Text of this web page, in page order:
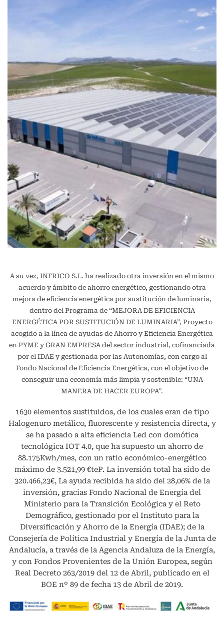
A su vez, INFRICO S.L. ha realizado otra inversión en el mismo
acuerdo y ámbito de ahorro energético, gestionando otra
mejora de eficiencia energética por sustitución de luminaria,
dentro del Programa de “MEJORA DE EFICIENCIA
ENERGÉTICA POR SUSTITUCIÓN DE LUMINARIA”, Proyecto
acogido a la línea de ayudas de Ahorro y Eficiencia Energética
en PYME y GRAN EMPRESA del sector industrial, cofinanciada
por el IDAE y gestionada por las Autonomías, con cargo al
Fondo Nacional de Eficiencia Energética, con el objetivo de
conseguir una economía más limpia y sostenible: “UNA
MANERA DE HACER EUROPA”.
1630 elementos sustituidos, de los cuales eran de tipo
Halogenuro metálico, fluorescente y resistencia directa, y
se ha pasado a alta eficiencia Led con domótica
tecnológica IOT 4.0, que ha supuesto un ahorro de
88.175Kwh/mes, con un ratio económico-energético
máximo de 3.521,99 €teP. La inversión total ha sido de
320.466,23€, La ayuda recibida ha sido del 28,06% de la
inversión, gracias Fondo Nacional de Energía del
Ministerio para la Transición Ecológica y el Reto
Demográfico, gestionado por el Instituto para la
Diversificación y Ahorro de la Energía (IDAE); de la
Consejería de Política Industrial y Energía de la Junta de
Andalucía, a través de la Agencia Andaluza de la Energía,
y con Fondos Provenientes de la Unión Europea, según
Real Decreto 263/2019 del 12 de Abril, publicado en el
BOE nº 89 de fecha 13 de Abril de 2019.